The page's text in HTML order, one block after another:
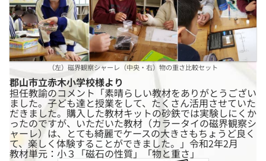
（左）磁界観察シャーレ（中央・右）物の重さ比較セット
郡山市立赤木小学校様より
担任教諭のコメント「素晴らしい教材をありがとうござい
ました。子ども達と授業をして、たくさん活用させていた
だきました。購入した教材キットの砂鉄では実験しにくか
ったのですが、いただいた教材（カラータイの磁界観察シ
ャーレ）は、とても綺麗でケースの大きさもちょうど良く
て、楽しく体験することができました。」令和2年2月
教材単元：小３「磁石の性質」「物と重さ」